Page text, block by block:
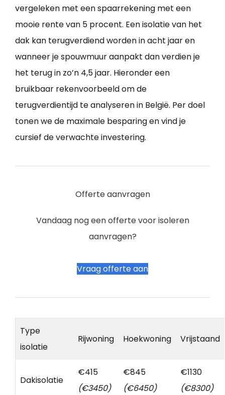
vergeleken met een spaarrekening met een
mooie rente van 5 procent. Een isolatie van het
dak kan terugverdiend worden in acht jaar en
wanneer je spouwmuur aanpakt dan verdien je
het terug in zo’n 4,5 jaar. Hieronder een
bruikbaar rekenvoorbeeld om de
terugverdientijd te analyseren in België. Per doel
tonen we de maximale besparing en vind je
cursief de verwachte investering.
Offerte aanvragen
Vandaag nog een offerte voor isoleren
aanvragen?
Vraag offerte aan
Type
isolatie
Rijwoning Hoekwoning Vrijstaand
Dakisolatie
€415
(€3450)
€845
(€6450)
€1130
(€8300)